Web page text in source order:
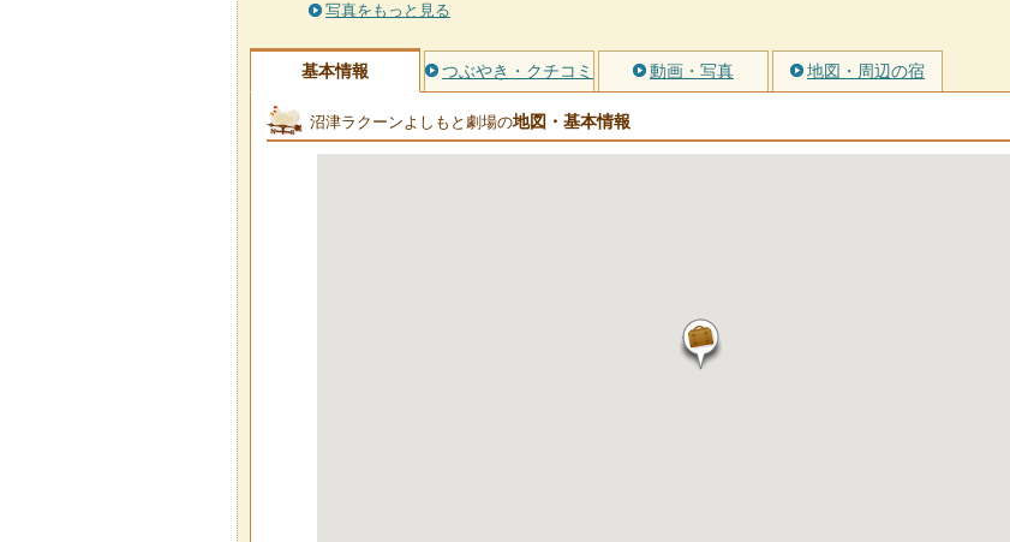
写真をもっと見る
基本情報 つぶやき・クチコミ 動画・写真 地図・周辺の宿
沼津ラクーンよしもと劇場の地図・基本情報